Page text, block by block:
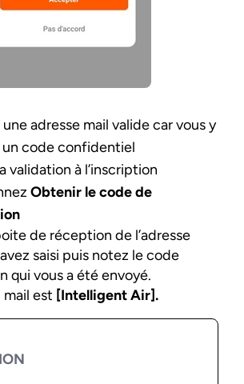
une adresse mail valide car vous y
code confidentiel
validation à l’inscription
Obtenir le code de
de réception de l’adresse
saisi puis notez le code
qui vous a été envoyé.
mail est [Intelligent Air].